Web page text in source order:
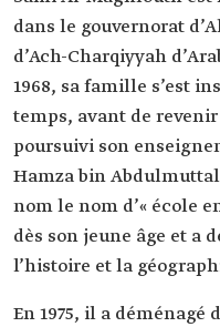
dans le gouvernorat
d’Ach-Charqiyyah
1968, sa famille s’est
temps, avant de revenir
poursuivi son
Hamza bin
nom le nom d’« école
dès son jeune âge et a
l’histoire et la
En 1975, il a